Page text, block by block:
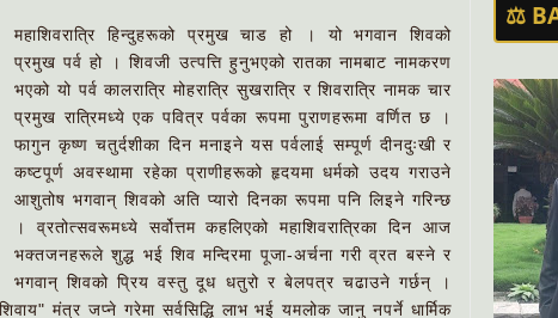
महाशिवरात्रि हिन्दुहरूको प्रमुख चाड हो । यो भगवान शिवको
प्रमुख पर्व हो । शिवजी उत्पत्ति हुनुभएको रातका नामबाट नामकरण
भएको यो पर्व कालरात्रि मोहरात्रि सुखरात्रि र शिवरात्रि नामक चार
प्रमुख रात्रिमध्ये एक पवित्र पर्वका रूपमा पुराणहरूमा वर्णित छ ।
फागुन कृष्ण चतुर्दशीका दिन मनाइने यस पर्वलाई सम्पूर्ण दीनदुःखी र
कष्टपूर्ण अवस्थामा रहेका प्राणीहरूको हृदयमा धर्मको उदय गराउने
आशुतोष भगवान् शिवको अति प्यारो दिनका रूपमा पनि लिइने गरिन्छ
। व्रतोत्सवरूमध्ये सर्वोत्तम कहलिएको महाशिवरात्रिका दिन आज
भक्तजनहरूले शुद्ध भई शिव मन्दिरमा पूजा-अर्चना गरी व्रत बस्ने र
भगवान् शिवको पि्रय वस्तु दूध धतुरो र बेलपत्र चढाउने गर्छन् ।
मंत्र जप्ने गरेमा सर्वसिद्धि लाभ भई यमलोक जानु नपर्ने धार्मिक
⚖️